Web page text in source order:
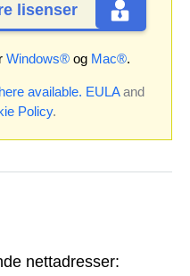
lisenser
Windows® og Mac®.
available. EULAand
Policy.
nettadresser: